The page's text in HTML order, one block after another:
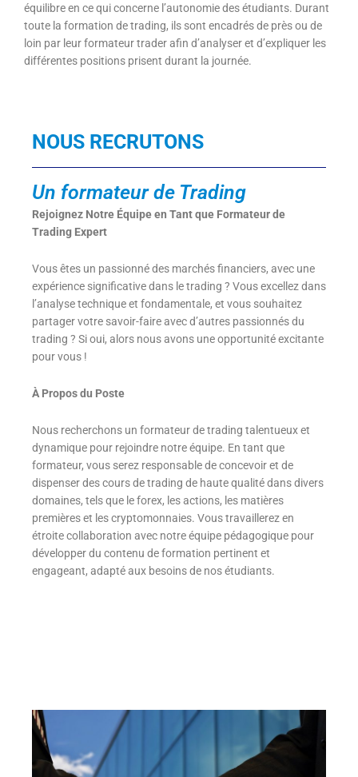
équilibre en ce qui concerne l’autonomie des étudiants. Durant
toute la formation de trading, ils sont encadrés de près ou de
loin par leur formateur trader afin d’analyser et d’expliquer les
différentes positions prisent durant la journée.
NOUS RECRUTONS
Un formateur de Trading
Rejoignez Notre Équipe en Tant que Formateur de
Trading Expert
Vous êtes un passionné des marchés financiers, avec une
expérience significative dans le trading ? Vous excellez dans
l’analyse technique et fondamentale, et vous souhaitez
partager votre savoir-faire avec d’autres passionnés du
trading ? Si oui, alors nous avons une opportunité excitante
pour vous !
À Propos du Poste
Nous recherchons un formateur de trading talentueux et
dynamique pour rejoindre notre équipe. En tant que
formateur, vous serez responsable de concevoir et de
dispenser des cours de trading de haute qualité dans divers
domaines, tels que le forex, les actions, les matières
premières et les cryptomonnaies. Vous travaillerez en
étroite collaboration avec notre équipe pédagogique pour
développer du contenu de formation pertinent et
engageant, adapté aux besoins de nos étudiants.